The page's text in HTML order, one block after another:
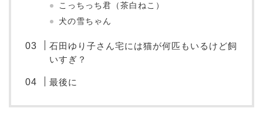
こっちっち君（茶白ねこ）
犬の雪ちゃん
石田ゆり子さん宅には猫が何匹もいるけど飼
いすぎ？
最後に